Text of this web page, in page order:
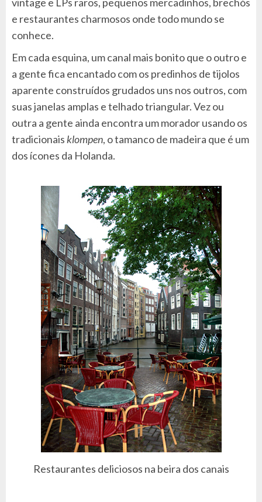
e restaurantes charmosos onde todo mundo se
conhece.
Em cada esquina, um canal mais bonito que o outro e
a gente fica encantado com os predinhos de tijolos
aparente construídos grudados uns nos outros, com
suas janelas amplas e telhado triangular. Vez ou
outra a gente ainda encontra um morador usando os
tradicionais klompen, o tamanco de madeira que é um
dos ícones da Holanda.
Restaurantes deliciosos na beira dos canais